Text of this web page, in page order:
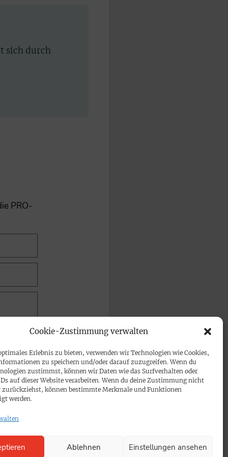
Cookie-Zustimmung verwalten
Erlebnis zu bieten, verwenden wir Technologien wie Cookies,
zu speichern und/oder darauf zuzugreifen. Wenn du
zustimmst, können wir Daten wie das Surfverhalten oder
auf dieser Website verarbeiten. Wenn du deine Zustimmung nicht
zurückziehst, können bestimmte Merkmale und Funktionen
werden.
Ablehnen Einstellungen ansehen
sich durch
PRO-